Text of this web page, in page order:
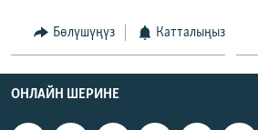
Бөлүшүңүз Катталыңыз
ОНЛАЙН ШЕРИНЕ